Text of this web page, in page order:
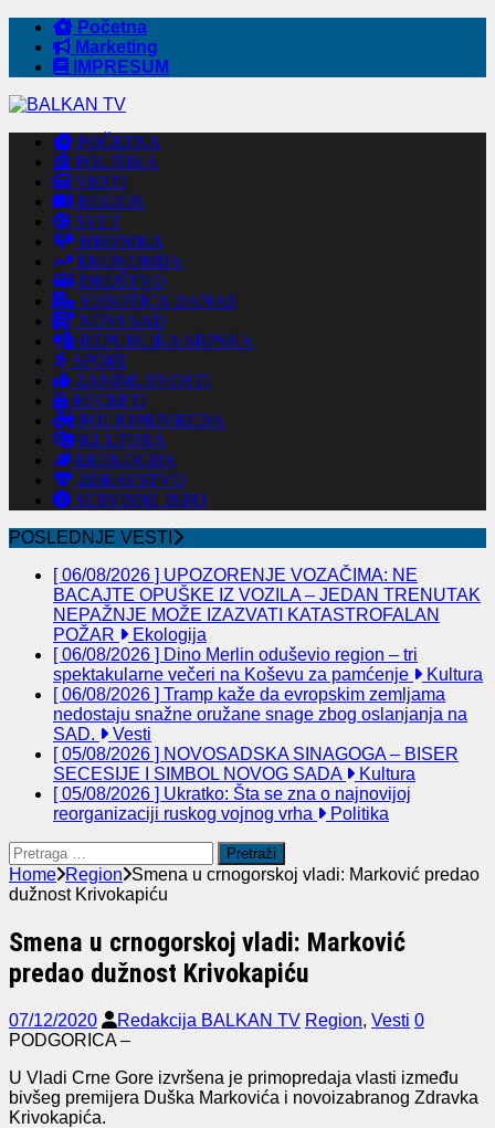
Početna
Marketing
IMPRESUM
POČETNA
POLITIKA
VESTI
REGION
SVET
HRONIKA
EKONOMIJA
DRUŠTVO
SUBOTICA DANAS
NOVI SAD
REPUBLIKA SRPSKA
SPORT
ZANIMLJIVOSTI
RECEPTI
POLJOPRIVREDA
KULTURA
EKOLOGIJA
ZDRAVSTVO
SERVISNE INFO
POSLEDNJE VESTI
[ 06/08/2026 ] UPOZORENJE VOZAČIMA: NE
BACAJTE OPUŠKE IZ VOZILA – JEDAN TRENUTAK
NEPAŽNJE MOŽE IZAZVATI KATASTROFALAN
POŽAR
Ekologija
[ 06/08/2026 ] Dino Merlin oduševio region – tri
spektakularne večeri na Koševu za pamćenje
Kultura
[ 06/08/2026 ] Tramp kaže da evropskim zemljama
nedostaju snažne oružane snage zbog oslanjanja na
SAD.
Vesti
[ 05/08/2026 ] NOVOSADSKA SINAGOGA – BISER
SECESIJE I SIMBOL NOVOG SADA
Kultura
[ 05/08/2026 ] Ukratko: Šta se zna o najnovijoj
reorganizaciji ruskog vojnog vrha
Politika
Pretraga
za:
Home Region Smena u crnogorskoj vladi: Marković predao
dužnost Krivokapiću
Smena u crnogorskoj vladi: Marković
predao dužnost Krivokapiću
07/12/2020 Redakcija BALKAN TV Region, Vesti 0
PODGORICA –
U Vladi Crne Gore izvršena je primopredaja vlasti između
bivšeg premijera Duška Markovića i novoizabranog Zdravka
Krivokapića.